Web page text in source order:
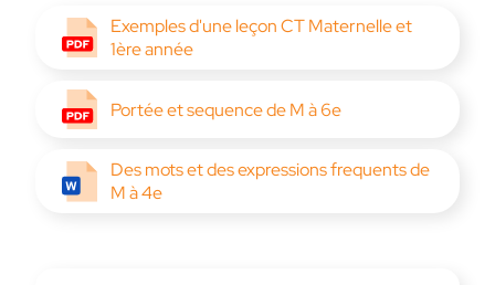
Exemples d'une leçon CT Maternelle et
1ère année
Portée et sequence de M à 6e
Des mots et des expressions frequents de
M à 4e